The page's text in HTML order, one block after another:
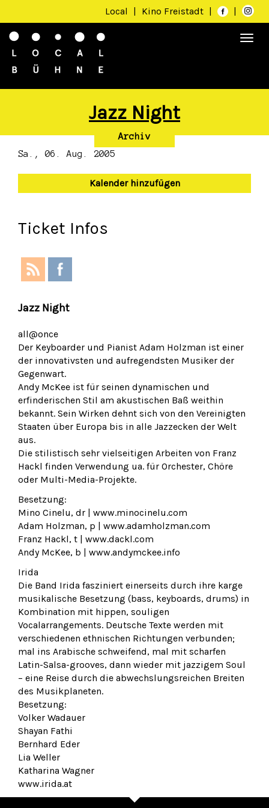
Local | Kino Freistadt | |
Jazz Night
Archiv
Sa., 06. Aug. 2005
Kalender hinzufügen
Ticket Infos
Jazz Night
all@once
Der Keyboarder und Pianist Adam Holzman ist einer
der innovativsten und aufregendsten Musiker der
Gegenwart.
Andy McKee ist für seinen dynamischen und
erfinderischen Stil am akustischen Baß weithin
bekannt. Sein Wirken dehnt sich von den Vereinigten
Staaten über Europa bis in alle Jazzecken der Welt
aus.
Die stilistisch sehr vielseitigen Arbeiten von Franz
Hackl finden Verwendung ua. für Orchester, Chöre
oder Multi-Media-Projekte.
Besetzung:
Mino Cinelu, dr | www.minocinelu.com
Adam Holzman, p | www.adamholzman.com
Franz Hackl, t | www.dackl.com
Andy McKee, b | www.andymckee.info
Irida
Die Band Irida fasziniert einerseits durch ihre karge
musikalische Besetzung (bass, keyboards, drums) in
Kombination mit hippen, souligen
Vocalarrangements. Deutsche Texte werden mit
verschiedenen ethnischen Richtungen verbunden;
mal ins Arabische schweifend, mal mit scharfen
Latin-Salsa-grooves, dann wieder mit jazzigem Soul
– eine Reise durch die abwechslungsreichen Breiten
des Musikplaneten.
Besetzung:
Volker Wadauer
Shayan Fathi
Bernhard Eder
Lia Weller
Katharina Wagner
www.irida.at